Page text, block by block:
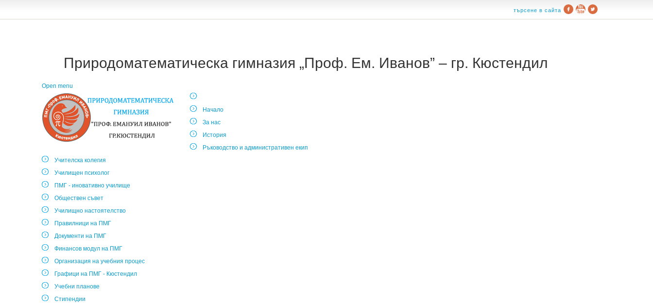
търсене в сайта
Природоматематическа гимназия „Проф. Ем. Иванов” – гр. Кюстендил
Open menu
Начало
За нас
История
Ръководство и административен екип
Учителска колегия
Училищен психолог
ПМГ - иновативно училище
Обществен съвет
Училищно настоятелство
Правилници на ПМГ
Документи на ПМГ
Финансов модул на ПМГ
Организация на учебния процес
Графици на ПМГ - Кюстендил
Учебни планове
Стипендии